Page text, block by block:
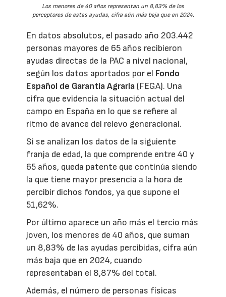
Los menores de 40 años representan un 8,83% de los
perceptores de estas ayudas, cifra aún más baja que en 2024.
En datos absolutos, el pasado año 203.442
personas mayores de 65 años recibieron
ayudas directas de la PAC a nivel nacional,
según los datos aportados por el Fondo
Español de Garantía Agraria (FEGA). Una
cifra que evidencia la situación actual del
campo en España en lo que se refiere al
ritmo de avance del relevo generacional.
Si se analizan los datos de la siguiente
franja de edad, la que comprende entre 40 y
65 años, queda patente que continúa siendo
la que tiene mayor presencia a la hora de
percibir dichos fondos, ya que supone el
51,62%.
Por último aparece un año más el tercio más
joven, los menores de 40 años, que suman
un 8,83% de las ayudas percibidas, cifra aún
más baja que en 2024, cuando
representaban el 8,87% del total.
Además, el número de personas físicas